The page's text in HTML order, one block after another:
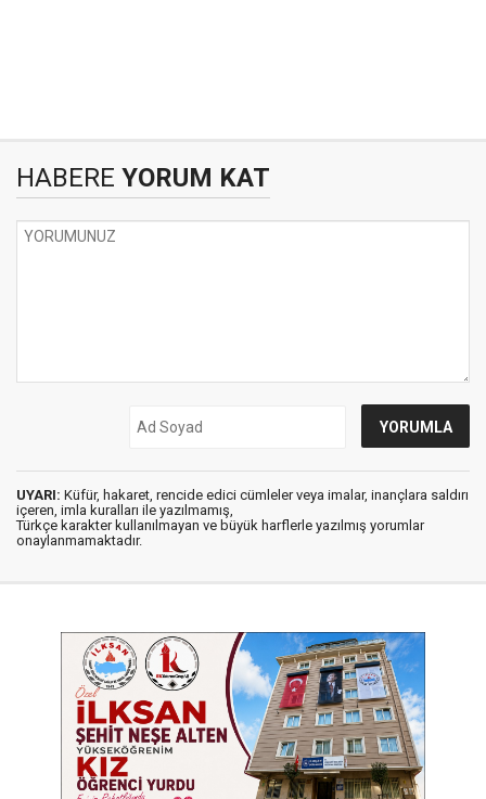
HABERE YORUM KAT
UYARI: Küfür, hakaret, rencide edici cümleler veya imalar, inançlara saldırı
içeren, imla kuralları ile yazılmamış,
Türkçe karakter kullanılmayan ve büyük harflerle yazılmış yorumlar
onaylanmamaktadır.